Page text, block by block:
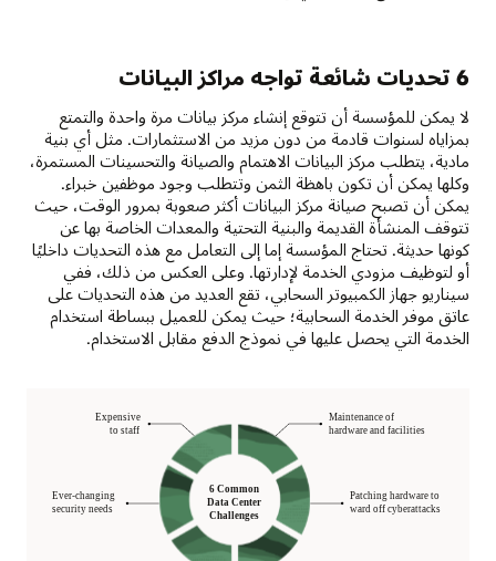
6 تحديات شائعة تواجه مراكز البيانات
لا يمكن للمؤسسة أن تتوقع إنشاء مركز بيانات مرة واحدة والتمتع
بمزاياه لسنوات قادمة من دون مزيد من الاستثمارات. مثل أي بنية
مادية، يتطلب مركز البيانات الاهتمام والصيانة والتحسينات المستمرة،
وكلها يمكن أن تكون باهظة الثمن وتتطلب وجود موظفين خبراء.
يمكن أن تصبح صيانة مركز البيانات أكثر صعوبة بمرور الوقت، حيث
تتوقف المنشأة القديمة والبنية التحتية والمعدات الخاصة بها عن
كونها حديثة. تحتاج المؤسسة إما إلى التعامل مع هذه التحديات داخليًا
أو لتوظيف مزودي الخدمة لإدارتها. وعلى العكس من ذلك، ففي
سيناريو جهاز الكمبيوتر السحابي، تقع العديد من هذه التحديات على
عاتق موفر الخدمة السحابية؛ حيث يمكن للعميل ببساطة استخدام
الخدمة التي يحصل عليها في نموذج الدفع مقابل الاستخدام.